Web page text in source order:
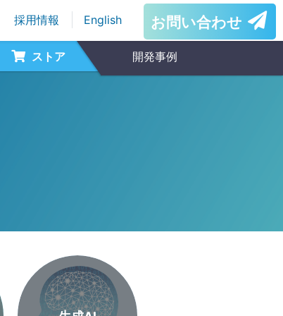
採用情報 English お問い合わせ
ストア 開発事例